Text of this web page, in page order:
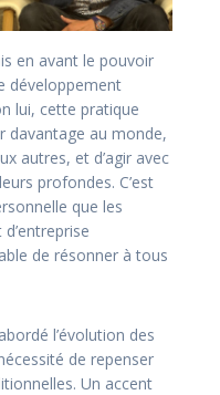
en avant le pouvoir
développement
lui, cette pratique
davantage au monde,
autres, et d’agir avec
profondes. C’est
que les
de résonner à tous
l’évolution des
de repenser
Un accent